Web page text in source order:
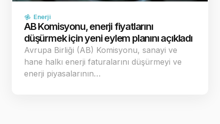
Enerji
AB Komisyonu, enerji fiyatlarını
düşürmek için yeni eylem planını açıkladı
Avrupa Birliği (AB) Komisyonu, sanayi ve
hane halkı enerji faturalarını düşürmeyi ve
enerji piyasalarının…